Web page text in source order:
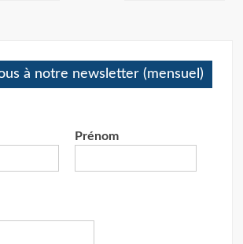
à notre newsletter (mensuel)
Prénom